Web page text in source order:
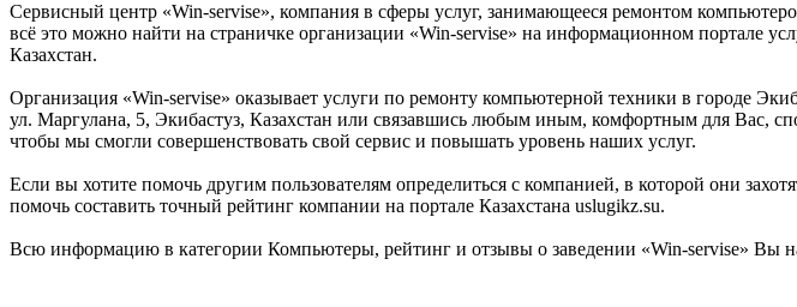
Сервисный центр «Win-servise», компания в сферы услуг, занимающееся ремонтом
всё это можно найти на страничке организации «Win-servise» на информационном портале
Казахстан.
Организация «Win-servise» оказывает услуги по ремонту компьютерной техники в городе
ул. Маргулана, 5, Экибастуз, Казахстан или связавшись любым иным, комфортным для Вас,
чтобы мы смогли совершенствовать свой сервис и повышать уровень наших услуг.
Если вы хотите помочь другим пользователям определиться с компанией, в которой они
помочь составить точный рейтинг компании на портале Казахстана uslugikz.su.
Всю информацию в категории Компьютеры, рейтинг и отзывы о заведении «Win-servise» Вы